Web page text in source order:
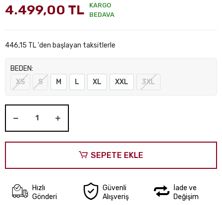
4.499,00 TL
KARGO
BEDAVA
446,15 TL 'den başlayan taksitlerle
BEDEN:
XS
S M L XL XXL 3XL
SEPETE EKLE
Hızlı
Gönderi
Güvenli
Alışveriş
İade ve
Değişim